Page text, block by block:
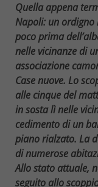
Quella appena
Napoli: un
poco prima
nelle vicinanze di
associazione
Case nuove. Lo
alle cinque del
in sosta lì nelle
cedimento di un
piano rialzato. La
di numerose
Allo stato attuale,
seguito allo